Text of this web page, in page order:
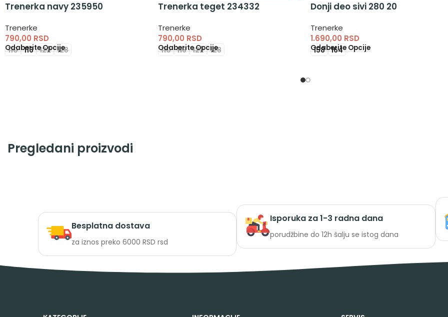
Trenerka navy 235950
Trenerke
790,00 RSD
Odaberite Opcije
110 116 122 128
Trenerka teget 234332
Trenerke
790,00 RSD
Odaberite Opcije
110 116 122 128
Donji deo sivi 280 20
Trenerke
1.690,00 RSD
Odaberite Opcije
158 164
Pregledani proizvodi
Besplatna dostava
za iznos preko 6000 RSD rsd
Isporuka za 1-3 radna dana
porudžbine do 12h šalju se istog dana